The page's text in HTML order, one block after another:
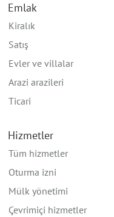
Emlak
Kiralık
Satış
Evler ve villalar
Arazi arazileri
Ticari
Hizmetler
Tüm hizmetler
Oturma izni
Mülk yönetimi
Çevrimiçi hizmetler